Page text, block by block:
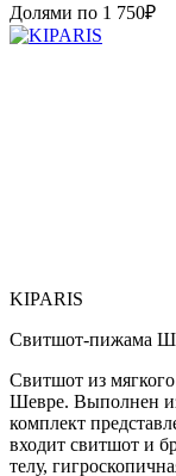
Долями по 1 750₽
KIPARIS
Свитшот-пижама
Свитшот из
Шевре. Выполнен
комплект
входит свитшот и
телу,